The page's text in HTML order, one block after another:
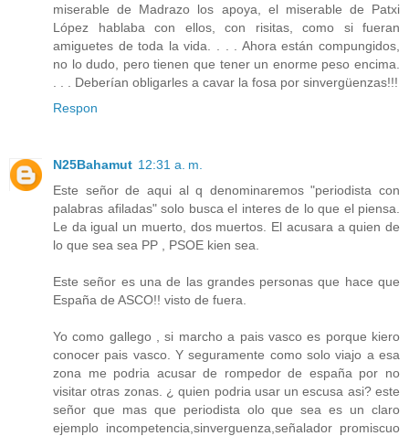
miserable de Madrazo los apoya, el miserable de Patxi
López hablaba con ellos, con risitas, como si fueran
amiguetes de toda la vida. . . . Ahora están compungidos,
no lo dudo, pero tienen que tener un enorme peso encima.
. . . Deberían obligarles a cavar la fosa por sinvergüenzas!!!
Respon
N25Bahamut 12:31 a. m.
Este señor de aqui al q denominaremos "periodista con
palabras afiladas" solo busca el interes de lo que el piensa.
Le da igual un muerto, dos muertos. El acusara a quien de
lo que sea sea PP , PSOE kien sea.
Este señor es una de las grandes personas que hace que
España de ASCO!! visto de fuera.
Yo como gallego , si marcho a pais vasco es porque kiero
conocer pais vasco. Y seguramente como solo viajo a esa
zona me podria acusar de rompedor de españa por no
visitar otras zonas. ¿ quien podria usar un escusa asi? este
señor que mas que periodista olo que sea es un claro
ejemplo incompetencia,sinverguenza,señalador promiscuo